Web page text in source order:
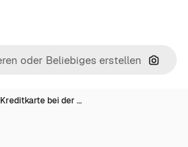
Nach
Kreditkarte bei der …